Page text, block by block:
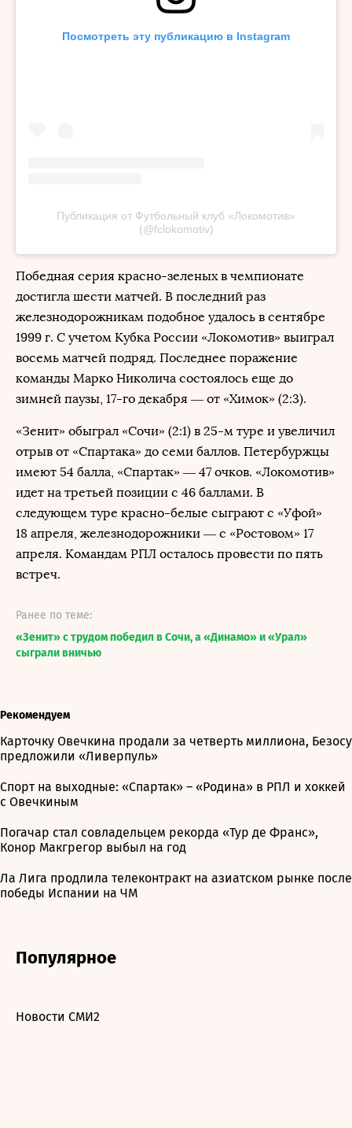
Посмотреть эту публикацию в Instagram
Публикация от Футбольный клуб «Локомотив»
(@fclokomotiv)
Победная серия красно-зеленых в чемпионате
достигла шести матчей. В последний раз
железнодорожникам подобное удалось в сентябре
1999 г. С учетом Кубка России «Локомотив» выиграл
восемь матчей подряд. Последнее поражение
команды Марко Николича состоялось еще до
зимней паузы, 17-го декабря — от «Химок» (2:3).
«Зенит» обыграл «Сочи» (2:1) в 25-м туре и увеличил
отрыв от «Спартака» до семи баллов. Петербуржцы
имеют 54 балла, «Спартак» — 47 очков. «Локомотив»
идет на третьей позиции с 46 баллами. В
следующем туре красно-белые сыграют с «Уфой»
18 апреля, железнодорожники — с «Ростовом» 17
апреля. Командам РПЛ осталось провести по пять
встреч.
Ранее по теме:
«Зенит» с трудом победил в Сочи, а «Динамо» и «Урал»
сыграли вничью
Рекомендуем
Карточку Овечкина продали за четверть миллиона, Безосу
предложили «Ливерпуль»
Спорт на выходные: «Спартак» – «Родина» в РПЛ и хоккей
с Овечкиным
Погачар стал совладельцем рекорда «Тур де Франс»,
Конор Макгрегор выбыл на год
Ла Лига продлила телеконтракт на азиатском рынке после
победы Испании на ЧМ
Популярное
Новости СМИ2